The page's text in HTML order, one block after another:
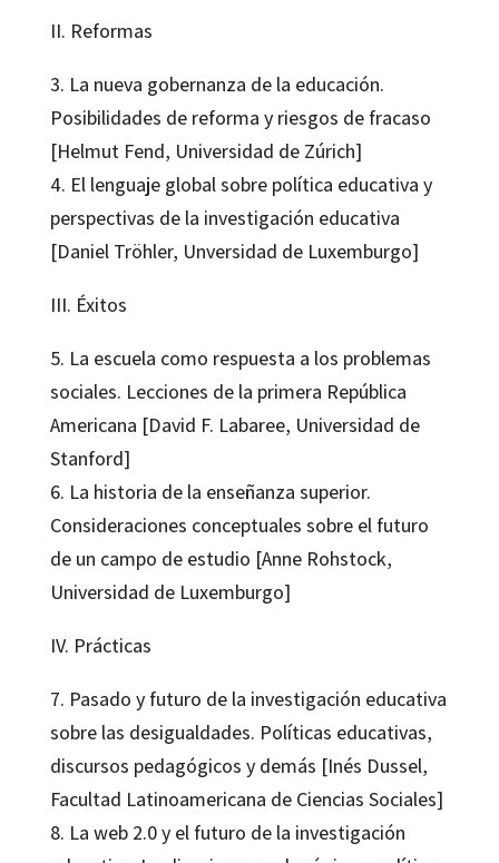
II. Reformas
3. La nueva gobernanza de la educación.
Posibilidades de reforma y riesgos de fracaso
[Helmut Fend, Universidad de Zúrich]
4. El lenguaje global sobre política educativa y
perspectivas de la investigación educativa
[Daniel Tröhler, Unversidad de Luxemburgo]
III. Éxitos
5. La escuela como respuesta a los problemas
sociales. Lecciones de la primera República
Americana [David F. Labaree, Universidad de
Stanford]
6. La historia de la enseñanza superior.
Consideraciones conceptuales sobre el futuro
de un campo de estudio [Anne Rohstock,
Universidad de Luxemburgo]
IV. Prácticas
7. Pasado y futuro de la investigación educativa
sobre las desigualdades. Políticas educativas,
discursos pedagógicos y demás [Inés Dussel,
Facultad Latinoamericana de Ciencias Sociales]
8. La web 2.0 y el futuro de la investigación